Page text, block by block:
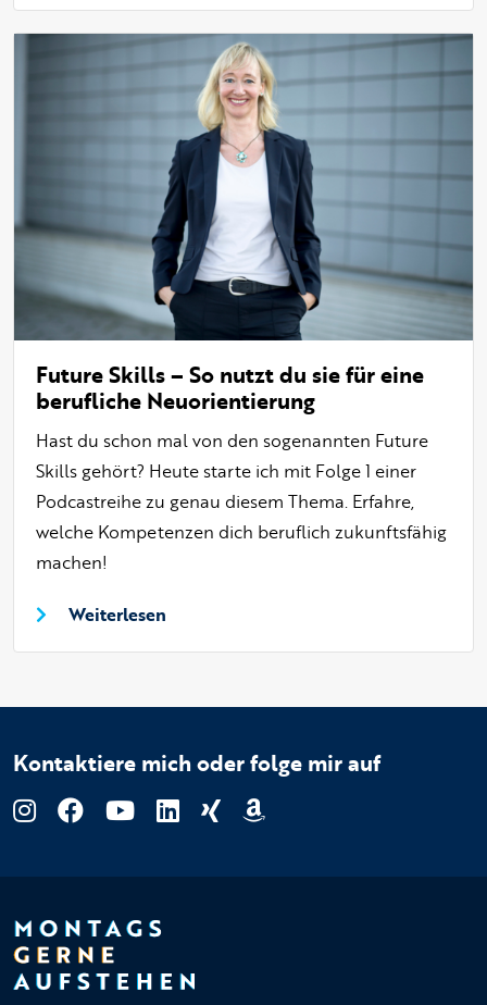
Future Skills – So nutzt du sie für eine
berufliche Neuorientierung
Hast du schon mal von den sogenannten Future
Skills gehört? Heute starte ich mit Folge 1 einer
Podcastreihe zu genau diesem Thema. Erfahre,
welche Kompetenzen dich beruflich zukunftsfähig
machen!
Weiterlesen
Kontaktiere mich oder folge mir auf